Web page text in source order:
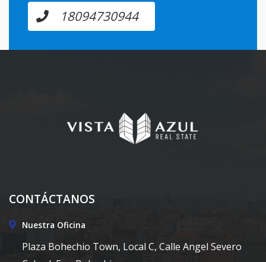
18094730944
CONTÁCTANOS
Nuestra Oficina
Plaza Bohechio Town, Local C, Calle Angel Severo